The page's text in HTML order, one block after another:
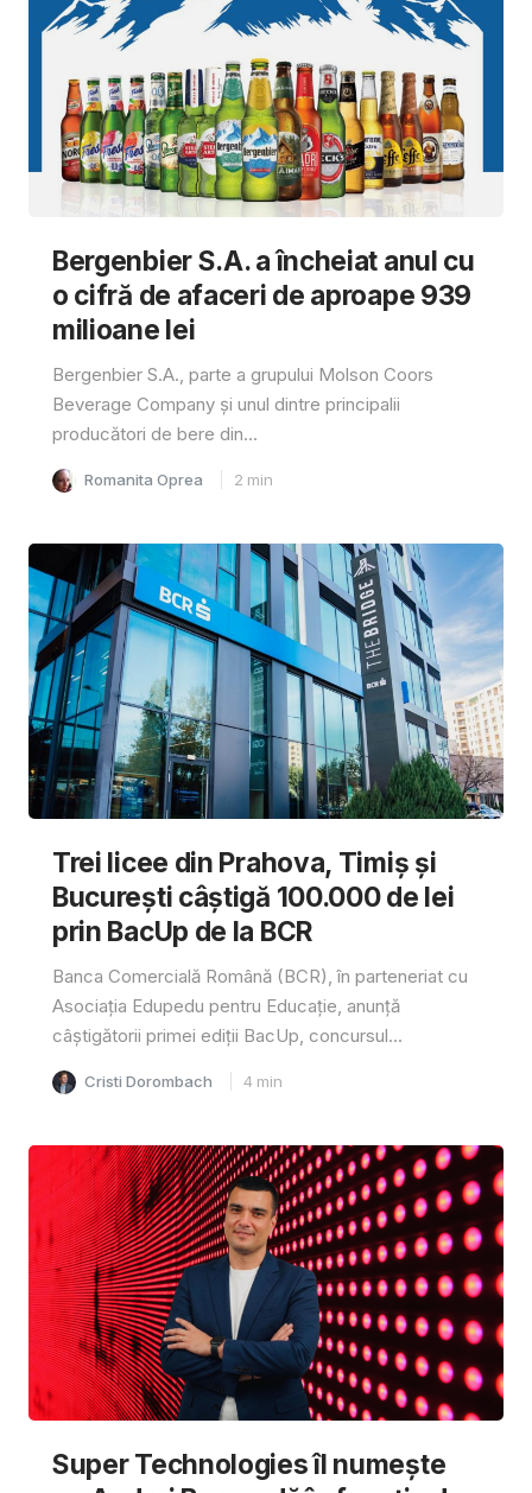
Bergenbier S.A. a încheiat anul cu
o cifră de afaceri de aproape 939
milioane lei
Bergenbier S.A., parte a grupului Molson Coors
Beverage Company și unul dintre principalii
producători de bere din...
Romanita Oprea 2 min
Trei licee din Prahova, Timiș și
București câștigă 100.000 de lei
prin BacUp de la BCR
Banca Comercială Română (BCR), în parteneriat cu
Asociația Edupedu pentru Educație, anunță
câștigătorii primei ediții BacUp, concursul...
Cristi Dorombach 4 min
Super Technologies îl numește